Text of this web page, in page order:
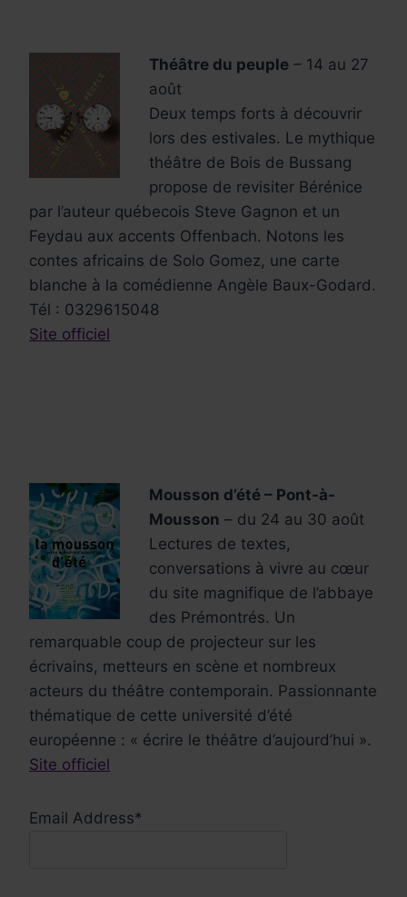
Théâtre du peuple – 14 au 27
août
Deux temps forts à découvrir
lors des estivales. Le mythique
théâtre de Bois de Bussang
propose de revisiter Bérénice
par l’auteur québecois Steve Gagnon et un
Feydau aux accents Offenbach. Notons les
contes africains de Solo Gomez, une carte
blanche à la comédienne Angèle Baux-Godard.
Tél : 0329615048
Site officiel
Mousson d’été – Pont-à-
Mousson – du 24 au 30 août
Lectures de textes,
conversations à vivre au cœur
du site magnifique de l’abbaye
des Prémontrés. Un
remarquable coup de projecteur sur les
écrivains, metteurs en scène et nombreux
acteurs du théâtre contemporain. Passionnante
thématique de cette université d’été
européenne : « écrire le théâtre d’aujourd’hui ».
Site officiel
Email Address*